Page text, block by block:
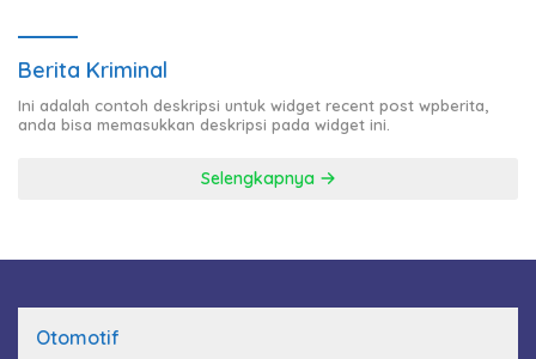
Berita Kriminal
Ini adalah contoh deskripsi untuk widget recent post wpberita,
anda bisa memasukkan deskripsi pada widget ini.
Selengkapnya
Otomotif